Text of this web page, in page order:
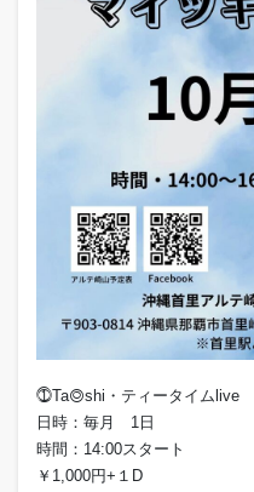
⓵Ta◎shi・ティータイムlive
日時：毎月 1日
時間：14:00スタート
￥1,000円+１D